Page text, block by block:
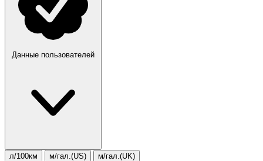
Данные пользователей
л/100км м/гал.(US) м/гал.(UK)